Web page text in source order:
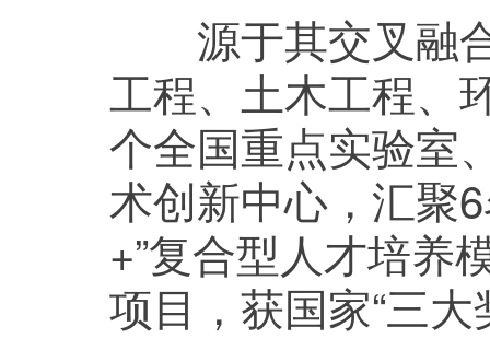
源于其交叉融合
工程、土木工程、
个全国重点实验室
术创新中心，汇聚
+”复合型人才培养
项目，获国家“三大